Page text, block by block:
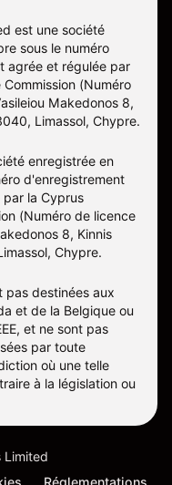
est une société
sous le numéro
agrée et régulée par
(Numéro
Makedonos 8,
Limassol, Chypre.
enregistrée en
d'enregistrement
la Cyprus
(Numéro de licence
8, Kinnis
Chypre.
pas destinées aux
et de la Belgique ou
et ne sont pas
par toute
où une telle
à la législation ou
Limited